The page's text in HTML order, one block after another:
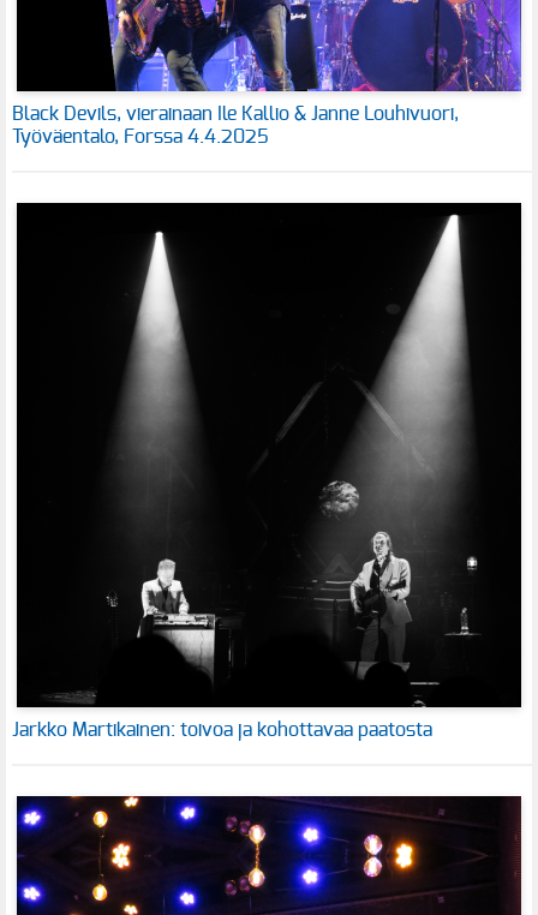
Black Devils, vierainaan Ile Kallio & Janne Louhivuori,
Työväentalo, Forssa 4.4.2025
Jarkko Martikainen: toivoa ja kohottavaa paatosta